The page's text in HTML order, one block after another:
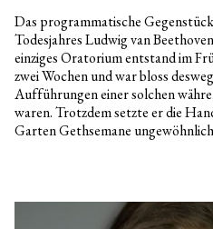
Das programmatische
Todesjahres Ludwig van
einziges Oratorium entstand im
zwei Wochen und war bloss
Aufführungen einer solchen
waren. Trotzdem setzte er die
Garten Gethsemane